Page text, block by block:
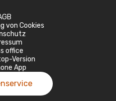
von Cookies
office
Version
App